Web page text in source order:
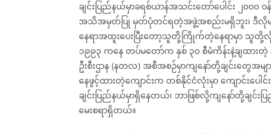
ချင်းပြည်နယ်မှာခရစ်ယာန်အသင်းတော်ပေါင်း ၂၀၀
အသိအမှတ်ပြု မှတ်ပုံတင်ရတဲ့အဖွဲ့အစည်းမရှိဘူး၊ ဒီလိုမ
နေရာအထူးပေးပြီးတော့သူတို့ကြိုက်တဲ့နေရာမှာ သူတို့လို
၁၉၉၃ ကနေ တပ်မတော်က နှစ် ၃၀ စီမံကိန်းနဲ့ချထား
ဦးစီးဌာန (နတလ) အစီအစဉ်မှာကျနော်တို့ချင်းတွေအ
နေဖွင့်ထားတဲ့ကျောင်းက တစ်နိုင်ငံလုံးမှာ ကျောင်းပေ
ချင်းပြည်နယ်မှာရှိနေတယ်၊ ဘာဖြစ်လို့ကျနော်တို့ချ
မေးစရာရှိတယ်။